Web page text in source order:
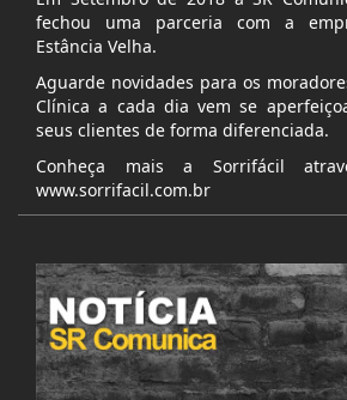
fechou uma parceria com a
Estância Velha.
Aguarde novidades para os
Clínica a cada dia vem se
seus clientes de forma diferenciada.
Conheça mais a Sorrifácil
www.sorrifacil.com.br